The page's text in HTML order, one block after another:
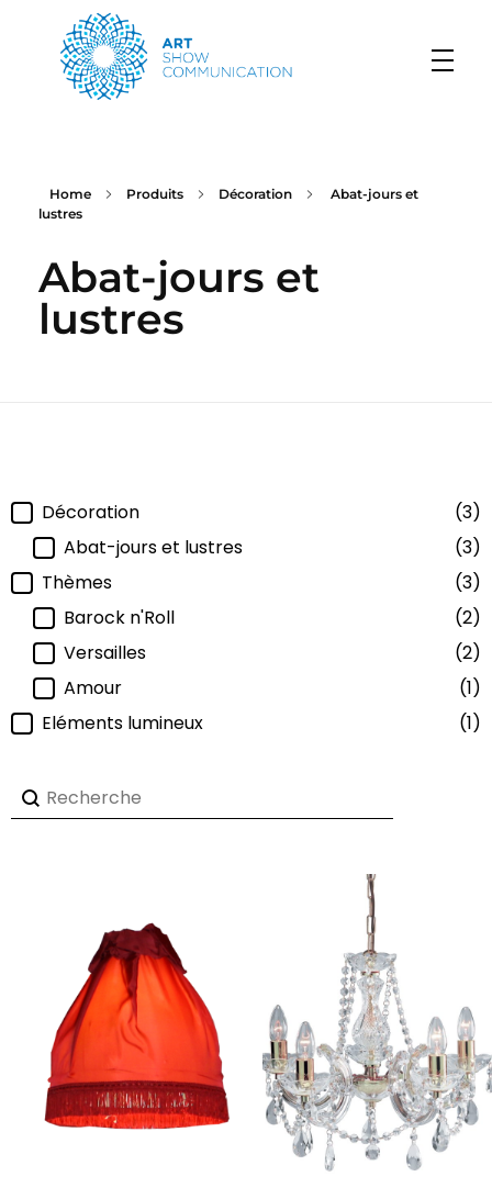
Home Produits Décoration
Abat-jours et
lustres
Abat-jours et
lustres
Filtre-categorie
Décoration
(3)
Abat-jours et lustres
(3)
Thèmes
(3)
Barock n'Roll
(2)
Versailles
(2)
Amour
(1)
Eléments lumineux
(1)
Recherche-produits
Rechercher